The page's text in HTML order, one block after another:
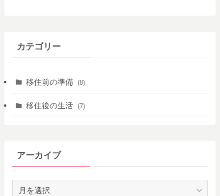
カテゴリー
移住前の準備 (8)
移住後の生活 (7)
アーカイブ